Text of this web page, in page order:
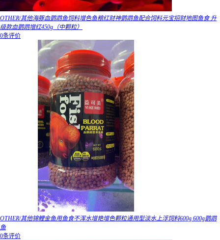
OTHER/其他海豚血鹦鹉鱼饲料增色鱼粮红财神鹦鹉鱼配合饲料元宝招财地图鱼食 升
级款血鹦鹉增红450g（中颗粒）
0条评价
OTHER/其他锦鲤金鱼用鱼食不浑水增艳增色颗粒通用型淡水上浮饲料600g 600g鹦鹉
鱼
0条评价